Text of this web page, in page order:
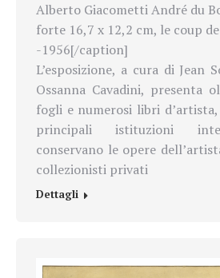
Alberto Giacometti André du
forte 16,7 x 12,2 cm, le coup
-1956[/caption]
L’esposizione, a cura di Jean
Ossanna Cavadini, presenta
fogli e numerosi libri
principali istituzioni
conservano le opere
collezionisti privati
Dettagli